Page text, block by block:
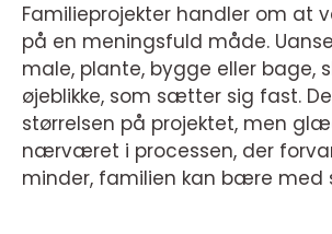
Familieprojekter handler om at
på en meningsfuld måde.
male, plante, bygge eller bage,
øjeblikke, som sætter sig fast.
størrelsen på projektet, men
nærværet i processen, der
minder, familien kan bære med